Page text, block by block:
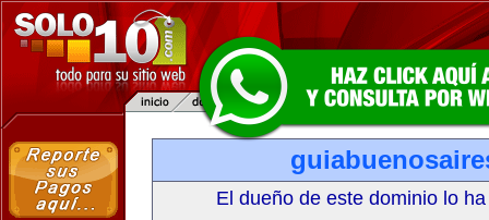
El dueño de este dominio lo